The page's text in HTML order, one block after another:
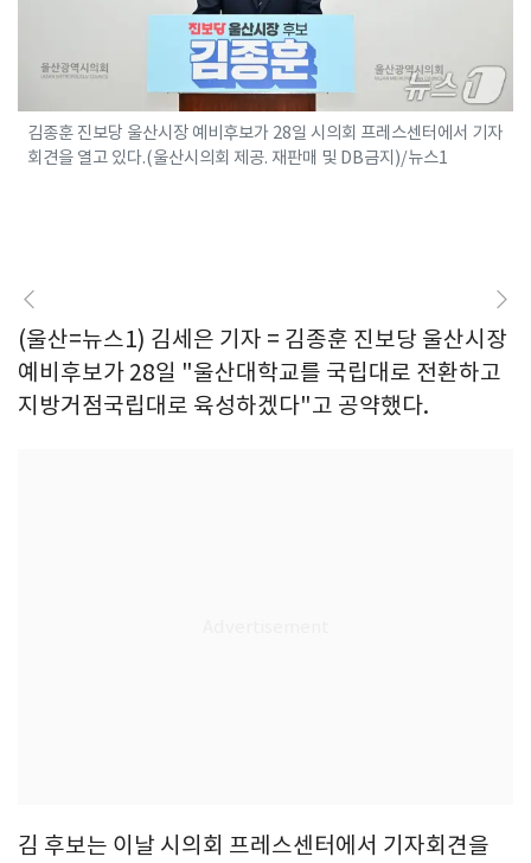
김종훈 진보당 울산시장 예비후보가 28일 시의회 프레스센터에서 기자
회견을 열고 있다.(울산시의회 제공. 재판매 및 DB금지)/뉴스1
(울산=뉴스1) 김세은 기자 = 김종훈 진보당 울산시장
예비후보가 28일 "울산대학교를 국립대로 전환하고
지방거점국립대로 육성하겠다"고 공약했다.
김 후보는 이날 시의회 프레스센터에서 기자회견을